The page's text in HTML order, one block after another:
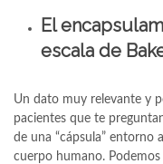
El
escala de
Un dato muy relevante y
pacientes que te
de una “cápsula” entorno
cuerpo humano.